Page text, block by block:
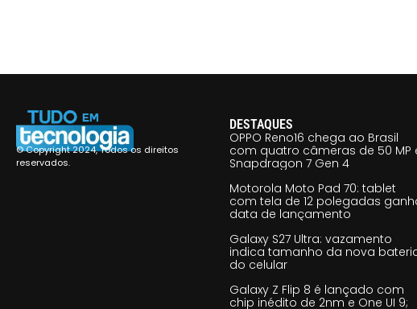
© Copyright 2024, Todos os direitos
reservados.
DESTAQUES
OPPO Reno16 chega ao Brasil
com quatro câmeras de 50 MP
Snapdragon 7 Gen 4
Motorola Moto Pad 70: tablet
com tela de 12 polegadas
data de lançamento
Galaxy S27 Ultra: vazamento
indica tamanho da nova
do celular
Galaxy Z Flip 8 é lançado com
chip inédito de 2nm e One UI 9;